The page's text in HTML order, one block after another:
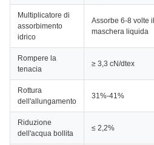
Multiplicatore di
assorbimento
idrico
Assorbe 6-8 volte
maschera liquida
Rompere la
tenacia
≥ 3,3 cN/dtex
Rottura
dell'allungamento
31%-41%
Riduzione
dell'acqua bollita
≤ 2,2%